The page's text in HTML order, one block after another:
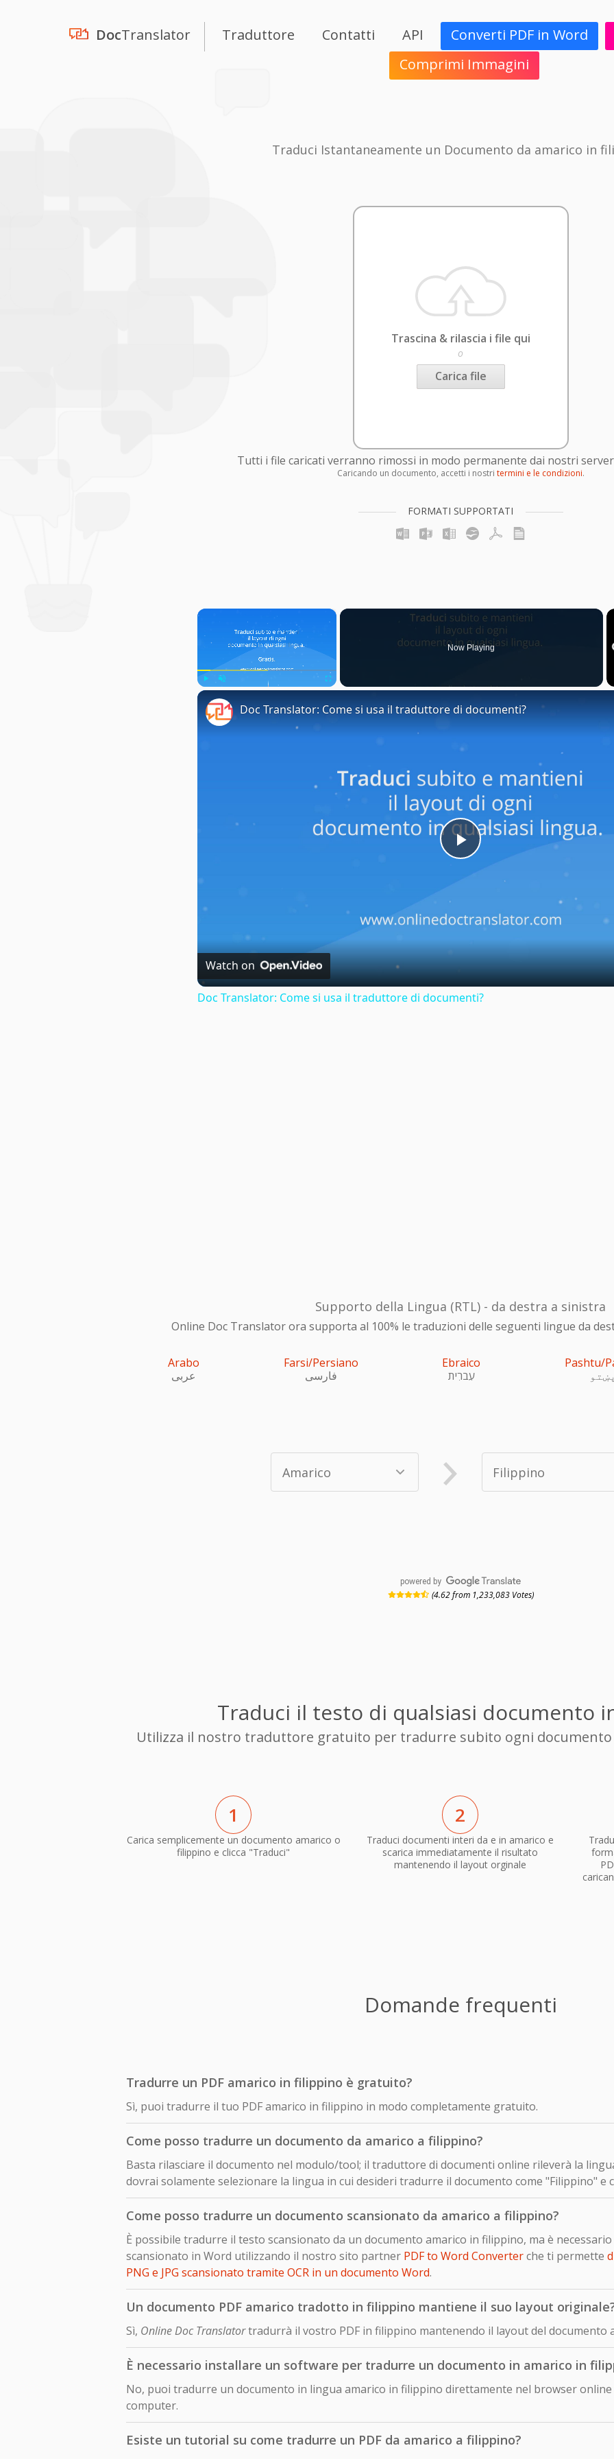
DocTranslator Traduttore Contatti API
Converti PDF in Word
Comprimi Immagini
Traduci Istantaneamente un Documento da amarico in
Trascina & rilascia i file qui
o
Carica file
Tutti i file caricati verranno rimossi in modo permanente dai nostri
Caricando un documento, accetti i nostri termini e le condizioni.
FORMATI SUPPORTATI
×
Now Playing
Play
Doc Translator: Come si usa il traduttore di documenti?
Watch on
Doc Translator: Come si usa il traduttore di documenti?
Supporto della Lingua (RTL) - da destra a sinistra
Online Doc Translator ora supporta al 100% le traduzioni delle seguenti lingue da
Arabo
عربى
Farsi/Persiano
فارسی
Ebraico
עִברִית
Pashtu/
powered by
(4.62 from 1,233,083 Votes)
Traduci il testo di qualsiasi documento
Utilizza il nostro traduttore gratuito per tradurre subito ogni documento
1
Carica semplicemente un documento amarico o
filippino e clicca "Traduci"
2
Traduci documenti interi da e in amarico e
scarica immediatamente il risultato
mantenendo il layout orginale
Domande frequenti
Tradurre un PDF amarico in filippino è gratuito?
Sì, puoi tradurre il tuo PDF amarico in filippino in modo completamente gratuito.
Come posso tradurre un documento da amarico a filippino?
Basta rilasciare il documento nel modulo/tool; il traduttore di documenti online rileverà la
dovrai solamente selezionare la lingua in cui desideri tradurre il documento come "Filippino" e
Come posso tradurre un documento scansionato da amarico a filippino?
È possibile tradurre il testo scansionato da un documento amarico in filippino, ma è
scansionato in Word utilizzando il nostro sito partner PDF to Word Converterche ti permette
PNG e JPG scansionato tramite OCR in un documento Word.
Un documento PDF amarico tradotto in filippino mantiene il suo layout
Sì, Online Doc Translatortradurrà il vostro PDF in filippino mantenendo il layout del documento
È necessario installare un software per tradurre un documento in amarico in
No, puoi tradurre un documento in lingua amarico in filippino direttamente nel browser
computer.
Esiste un tutorial su come tradurre un PDF da amarico a filippino?